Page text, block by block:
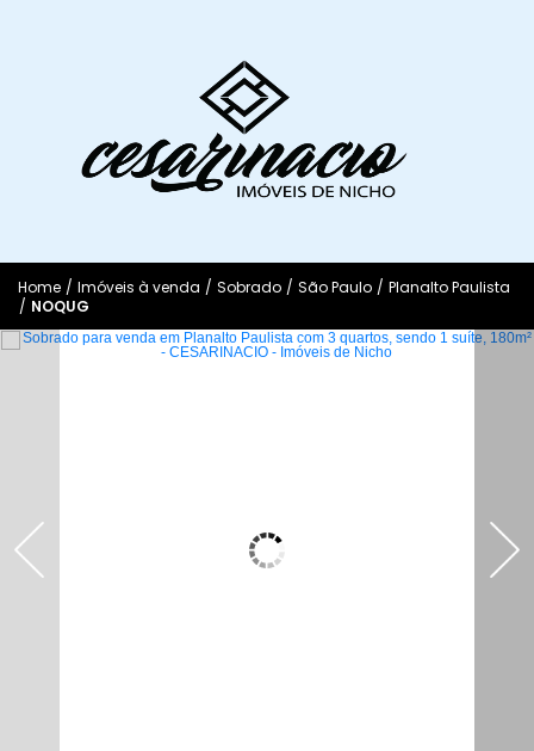
Home / Imóveis à venda / Sobrado / São Paulo / Planalto Paulista
/ NOQUG